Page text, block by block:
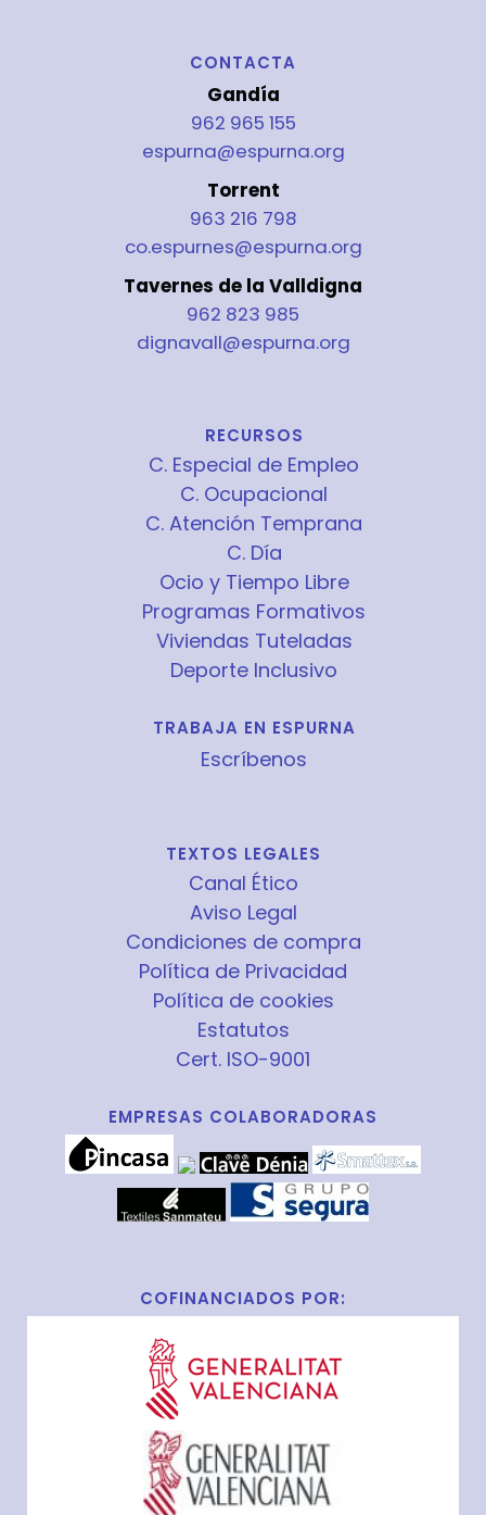
CONTACTA
Gandía
962 965 155
espurna@espurna.org
Torrent
963 216 798
co.espurnes@espurna.org
Tavernes de la Valldigna
962 823 985
dignavall@espurna.org
RECURSOS
C. Especial de Empleo
C. Ocupacional
C. Atención Temprana
C. Día
Ocio y Tiempo Libre
Programas Formativos
Viviendas Tuteladas
Deporte Inclusivo
TRABAJA EN ESPURNA
Escríbenos
TEXTOS LEGALES
Canal Ético
Aviso Legal
Condiciones de compra
Política de Privacidad
Política de cookies
Estatutos
Cert. ISO-9001
EMPRESAS COLABORADORAS
COFINANCIADOS POR: